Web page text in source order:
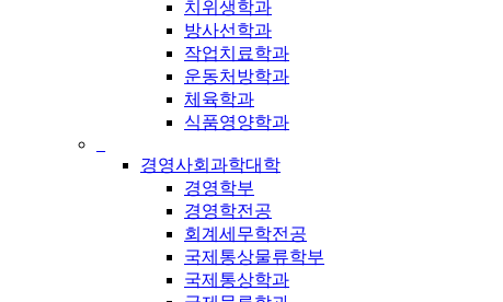
치위생학과
방사선학과
작업치료학과
운동처방학과
체육학과
식품영양학과
경영사회과학대학
경영학부
경영학전공
회계세무학전공
국제통상물류학부
국제통상학과